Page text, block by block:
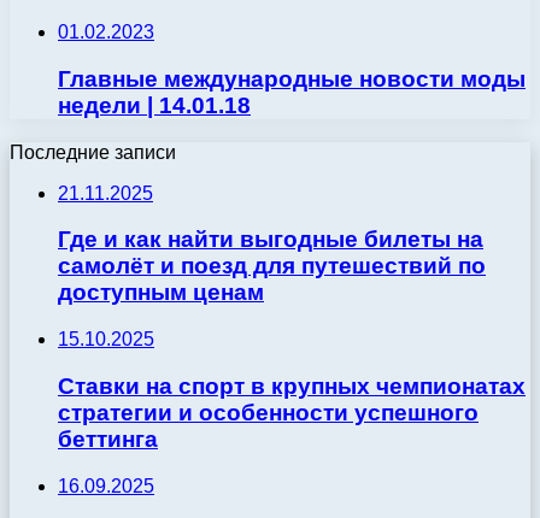
01.02.2023
Главные международные новости моды
недели | 14.01.18
Последние записи
21.11.2025
Где и как найти выгодные билеты на
самолёт и поезд для путешествий по
доступным ценам
15.10.2025
Ставки на спорт в крупных чемпионатах
стратегии и особенности успешного
беттинга
16.09.2025